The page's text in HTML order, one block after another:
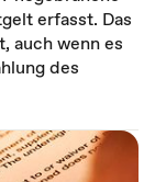
erfasst. Das
auch wenn es
des